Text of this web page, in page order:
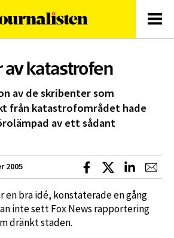
av katastrofen
av de skribenter som
från katastrofområdet hade
av ett sådant
2005 Dela på Facebook
Dela på XDela på
en bra idé, konstaterade en gång
inte sett Fox News rapportering
dränkt staden.